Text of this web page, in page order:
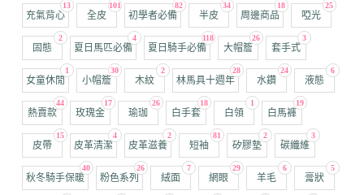
13
充氣背心
101
全皮
82
初學者必備
34
半皮
18
周邊商品
25
啞光
2
固態
4
夏日馬匹必備
118
夏日騎手必備
26
大帽簷
3
套手式
1
女童休閒
30
小帽簷
2
木紋
28
林馬具十週年
24
水鑽
6
液態
44
熱賣款
17
玫瑰金
26
瑜珈
18
白手套
1
白領
19
白馬褲
15
皮帶
4
皮革清潔
2
皮革滋養
81
短袖
2
矽膠墊
3
碳纖維
40
秋冬騎手保暖
26
粉色系列
7
絨面
29
網眼
6
羊毛
5
膏狀